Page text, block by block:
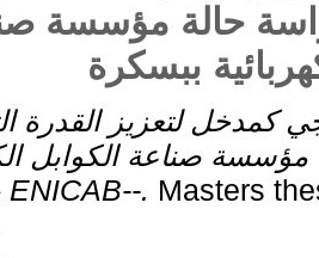
حالة مؤسسة
كمدخل لتعزيز القدرة
صناعة الكوابل
ببسكرة ENICAB--. Masters